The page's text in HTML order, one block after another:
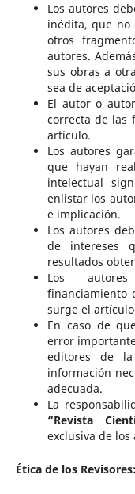
Los autores
inédita, que no
otros
autores.
sus obras a
sea de
El autor o
correcta de las
artículo.
Los autores
que hayan
intelectual
enlistar los
e implicación.
Los autores
de intereses
resultados
Los
financiamiento
surge el
En caso de
error
editores de
información
adecuada.
La
“Revista
exclusiva de los
Ética de los Revisores: